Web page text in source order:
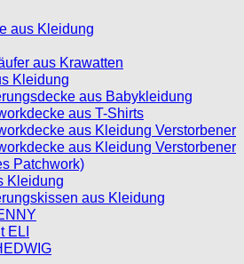
aus Kleidung
aus Krawatten
Kleidung
aus Babykleidung
aus T-Shirts
aus Kleidung Verstorbener
aus Kleidung Verstorbener
Patchwork)
Kleidung
aus Kleidung
ELI